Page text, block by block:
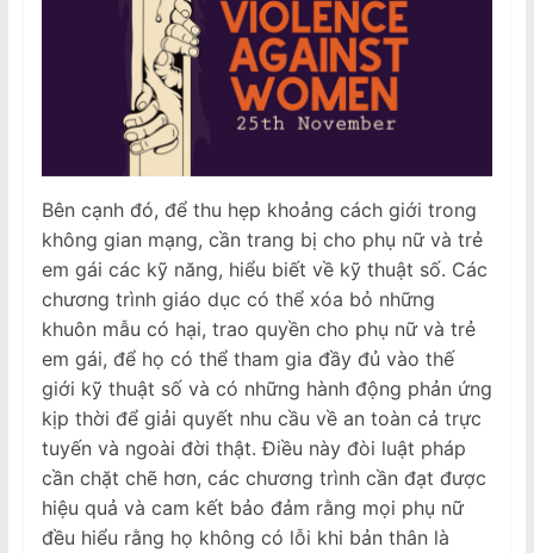
Bên cạnh đó, để thu hẹp khoảng cách giới trong
không gian mạng, cần trang bị cho phụ nữ và trẻ
em gái các kỹ năng, hiểu biết về kỹ thuật số. Các
chương trình giáo dục có thể xóa bỏ những
khuôn mẫu có hại, trao quyền cho phụ nữ và trẻ
em gái, để họ có thể tham gia đầy đủ vào thế
giới kỹ thuật số và có những hành động phản ứng
kịp thời để giải quyết nhu cầu về an toàn cả trực
tuyến và ngoài đời thật. Điều này đòi luật pháp
cần chặt chẽ hơn, các chương trình cần đạt được
hiệu quả và cam kết bảo đảm rằng mọi phụ nữ
đều hiểu rằng họ không có lỗi khi bản thân là